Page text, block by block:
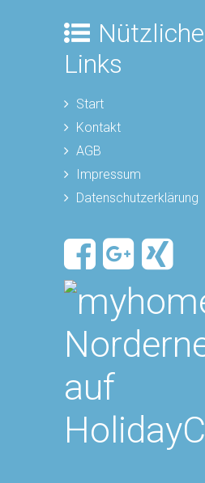
Nützliche
Links
Start
Kontakt
AGB
Impressum
Datenschutzerklärung